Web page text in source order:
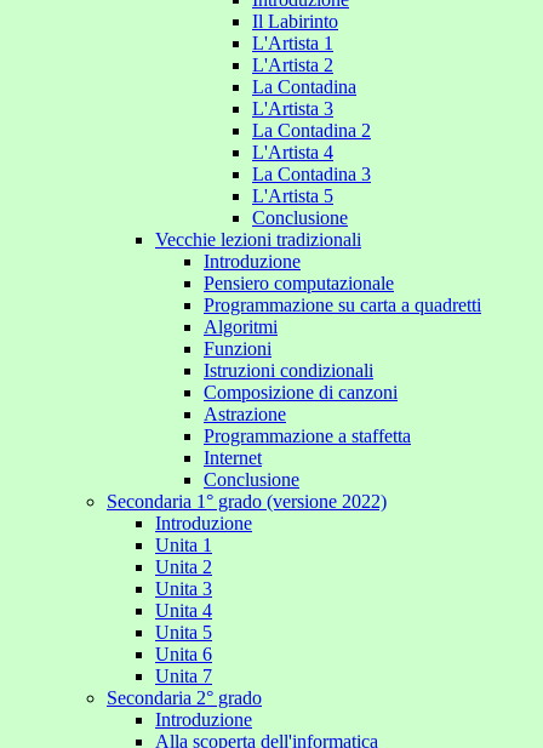
Il Labirinto
L'Artista 1
L'Artista 2
La Contadina
L'Artista 3
La Contadina 2
L'Artista 4
La Contadina 3
L'Artista 5
Conclusione
Vecchie lezioni tradizionali
Introduzione
Pensiero computazionale
Programmazione su carta a quadretti
Algoritmi
Funzioni
Istruzioni condizionali
Composizione di canzoni
Astrazione
Programmazione a staffetta
Internet
Conclusione
Secondaria 1° grado (versione 2022)
Introduzione
Unita 1
Unita 2
Unita 3
Unita 4
Unita 5
Unita 6
Unita 7
Secondaria 2° grado
Introduzione
Alla scoperta dell'informatica